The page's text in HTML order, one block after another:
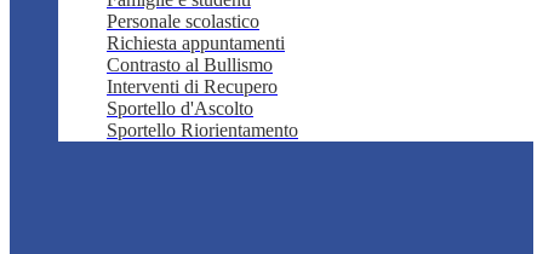
Personale scolastico
Richiesta appuntamenti
Contrasto al Bullismo
Interventi di Recupero
Sportello d'Ascolto
Sportello Riorientamento